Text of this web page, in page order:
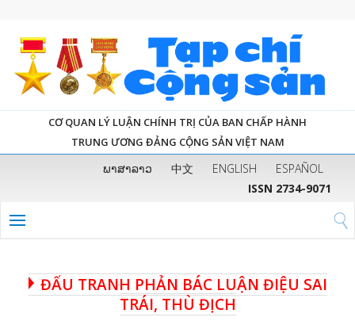
CƠ QUAN LÝ LUẬN CHÍNH TRỊ CỦA BAN CHẤP HÀNH
TRUNG ƯƠNG ĐẢNG CỘNG SẢN VIỆT NAM
ພາສາລາວ 中文 ENGLISH
ESPAÑOL
ISSN 2734-9071
ĐẤU TRANH PHẢN BÁC LUẬN ĐIỆU SAI
TRÁI, THÙ ĐỊCH